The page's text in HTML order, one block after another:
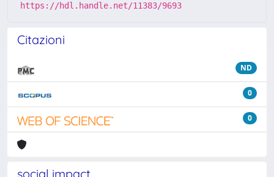
https://hdl.handle.net/11383/9693
Citazioni
ND
0
0
social impact